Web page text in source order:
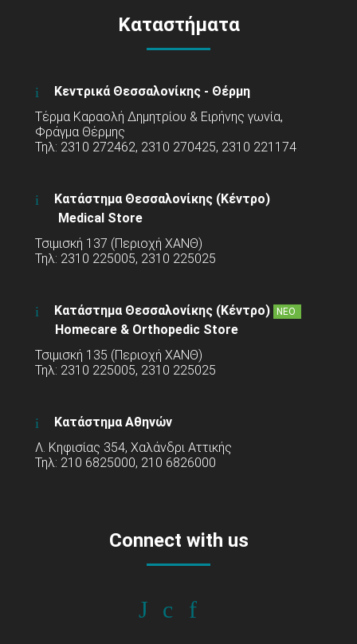
Καταστήματα
Κεντρικά Θεσσαλονίκης - Θέρμη
Τέρμα Καραολή Δημητρίου & Ειρήνης γωνία,
Φράγμα Θέρμης
Τηλ: 2310 272462, 2310 270425, 2310 221174
Κατάστημα Θεσσαλονίκης (Κέντρο)
Medical Store
Τσιμισκή 137 (Περιοχή ΧΑΝΘ)
Τηλ: 2310 225005, 2310 225025
Κατάστημα Θεσσαλονίκης (Κέντρο) ΝΕΟ
Homecare & Orthopedic Store
Τσιμισκή 135 (Περιοχή ΧΑΝΘ)
Τηλ: 2310 225005, 2310 225025
Κατάστημα Αθηνών
Λ. Κηφισίας 354, Χαλάνδρι Αττικής
Τηλ: 210 6825000, 210 6826000
Connect with us